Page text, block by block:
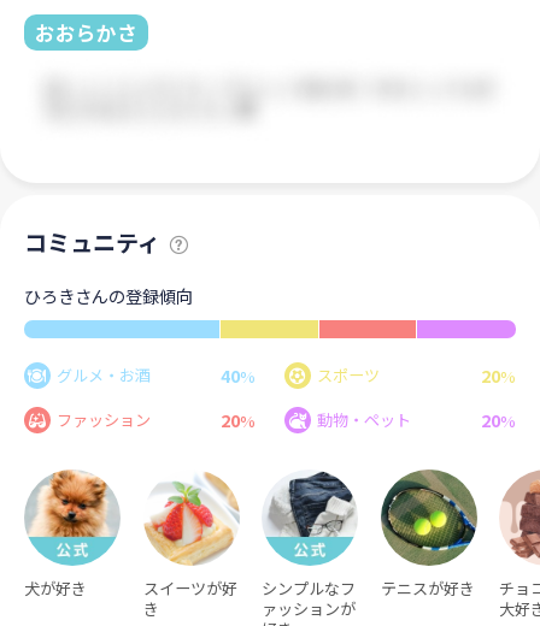
おおらかさ
コミュニティ
ひろきさんの登録傾向
グルメ・お酒 40% スポーツ 20%
ファッション
20% 動物・ペット 20%
犬が好き
スイーツが好
き
シンプルなフ
ァッションが
テニスが好き
チョ
大好